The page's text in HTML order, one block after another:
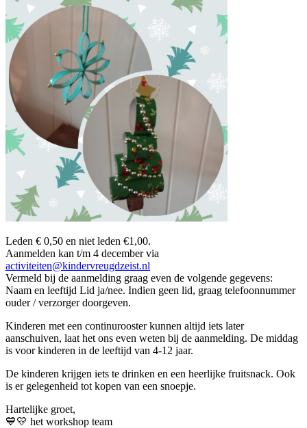
Leden € 0,50 en niet leden €1,00.
Aanmelden kan t/m 4 december via
activiteiten@kindervreugdzeist.nl
Vermeld bij de aanmelding graag even de volgende gegevens:
Naam en leeftijd Lid ja/nee. Indien geen lid, graag telefoonnummer
ouder / verzorger doorgeven.
Kinderen met een continurooster kunnen altijd iets later
aanschuiven, laat het ons even weten bij de aanmelding. De middag
is voor kinderen in de leeftijd van 4-12 jaar.
De kinderen krijgen iets te drinken en een heerlijke fruitsnack. Ook
is er gelegenheid tot kopen van een snoepje.
Hartelijke groet,
💙💛 het workshop team